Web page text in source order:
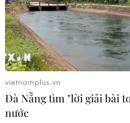
Gần 3.500 tấn nhựa được
tránh phát thải trực
11/09/2025 08:06
Từ năm 2020 đến nay, Dự án
tạo giảm ô nhiễm nhựa được
ngăn chặn gần 3.500 tấn nhựa,
vietnamplus.vn
Đà Nẵng tìm "lời giải bài
nước